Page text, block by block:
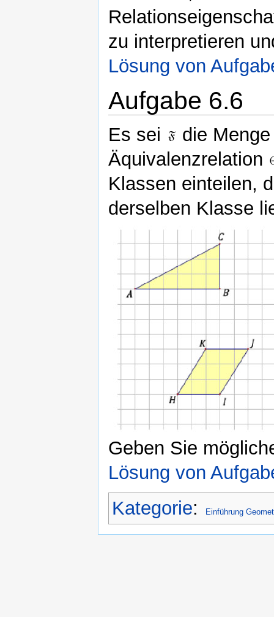
zu interpretieren
Lösung von
Aufgabe 6.6
Es sei
die
Äquivalenzrelation
Klassen einteilen,
derselben Klasse
Geben Sie
Lösung von
Kategorie: Einführung